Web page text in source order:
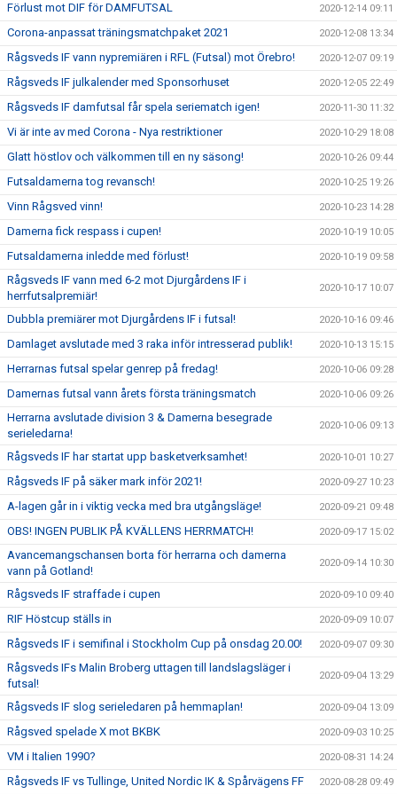
Förlust mot DIF för DAMFUTSAL 2020-12-14 09:11
Corona-anpassat träningsmatchpaket 2021 2020-12-08 13:34
Rågsveds IF vann nypremiären i RFL (Futsal) mot Örebro! 2020-12-07 09:19
Rågsveds IF julkalender med Sponsorhuset 2020-12-05 22:49
Rågsveds IF damfutsal får spela seriematch igen! 2020-11-30 11:32
Vi är inte av med Corona - Nya restriktioner 2020-10-29 18:08
Glatt höstlov och välkommen till en ny säsong! 2020-10-26 09:44
Futsaldamerna tog revansch! 2020-10-25 19:26
Vinn Rågsved vinn! 2020-10-23 14:28
Damerna fick respass i cupen! 2020-10-19 10:05
Futsaldamerna inledde med förlust! 2020-10-19 09:58
Rågsveds IF vann med 6-2 mot Djurgårdens IF i
herrfutsalpremiär!
2020-10-17 10:07
Dubbla premiärer mot Djurgårdens IF i futsal! 2020-10-16 09:46
Damlaget avslutade med 3 raka inför intresserad publik! 2020-10-13 15:15
Herrarnas futsal spelar genrep på fredag! 2020-10-06 09:28
Damernas futsal vann årets första träningsmatch 2020-10-06 09:26
Herrarna avslutade division 3 & Damerna besegrade
serieledarna!
2020-10-06 09:13
Rågsveds IF har startat upp basketverksamhet! 2020-10-01 10:27
Rågsveds IF på säker mark inför 2021! 2020-09-27 10:23
A-lagen går in i viktig vecka med bra utgångsläge! 2020-09-21 09:48
OBS! INGEN PUBLIK PÅ KVÄLLENS HERRMATCH! 2020-09-17 15:02
Avancemangschansen borta för herrarna och damerna
vann på Gotland!
2020-09-14 10:30
Rågsveds IF straffade i cupen 2020-09-10 09:40
RIF Höstcup ställs in 2020-09-09 10:07
Rågsveds IF i semifinal i Stockholm Cup på onsdag 20.00! 2020-09-07 09:30
Rågsveds IFs Malin Broberg uttagen till landslagsläger i
futsal!
2020-09-04 13:29
Rågsveds IF slog serieledaren på hemmaplan! 2020-09-04 13:09
Rågsved spelade X mot BKBK 2020-09-03 10:25
VM i Italien 1990? 2020-08-31 14:24
Rågsveds IF vs Tullinge, United Nordic IK & Spårvägens FF 2020-08-28 09:49